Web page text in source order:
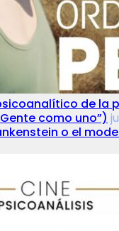
de la
como uno”)
o el